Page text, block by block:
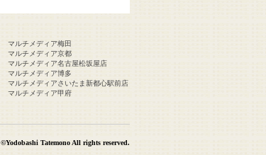
マルチメディア梅田
マルチメディア京都
マルチメディア名古屋松坂屋店
マルチメディア博多
マルチメディアさいたま新都心駅前店
マルチメディア甲府
©Yodobashi Tatemono All rights reserved.